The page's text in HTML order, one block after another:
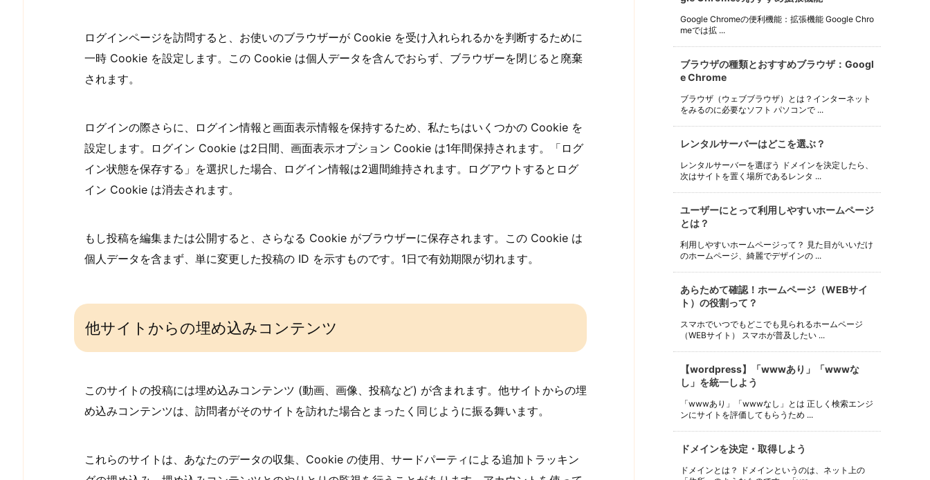
ログインページを訪問すると、お使いのブラウザーが Cookie を受け入れられるかを判断するために
一時 Cookie を設定します。この Cookie は個人データを含んでおらず、ブラウザーを閉じると廃棄
されます。
ログインの際さらに、ログイン情報と画面表示情報を保持するため、私たちはいくつかの Cookie を
設定します。ログイン Cookie は2日間、画面表示オプション Cookie は1年間保持されます。「ログ
イン状態を保存する」を選択した場合、ログイン情報は2週間維持されます。ログアウトするとログ
イン Cookie は消去されます。
もし投稿を編集または公開すると、さらなる Cookie がブラウザーに保存されます。この Cookie は
個人データを含まず、単に変更した投稿の ID を示すものです。1日で有効期限が切れます。
他サイトからの埋め込みコンテンツ
このサイトの投稿には埋め込みコンテンツ (動画、画像、投稿など) が含まれます。他サイトからの埋
め込みコンテンツは、訪問者がそのサイトを訪れた場合とまったく同じように振る舞います。
これらのサイトは、あなたのデータの収集、Cookie の使用、サードパーティによる追加トラッキン
Google Chromeの便利機能：拡張機能 Google Chro
meでは拡 ...
ブラウザの種類とおすすめブラウザ：Googl
e Chrome
ブラウザ（ウェブブラウザ）とは？インターネット
をみるのに必要なソフト パソコンで ...
レンタルサーバーはどこを選ぶ？
レンタルサーバーを選ぼう ドメインを決定したら、
次はサイトを置く場所であるレンタ ...
ユーザーにとって利用しやすいホームページ
とは？
利用しやすいホームページって？ 見た目がいいだけ
のホームページ、綺麗でデザインの ...
あらためて確認！ホームページ（WEBサイ
ト）の役割って？
スマホでいつでもどこでも見られるホームページ
（WEBサイト） スマホが普及したい ...
【wordpress】「wwwあり」「wwwな
し」を統一しよう
「wwwあり」「wwwなし」とは 正しく検索エンジ
ンにサイトを評価してもらうため ...
ドメインを決定・取得しよう
ドメインとは？ ドメインというのは、ネット上の